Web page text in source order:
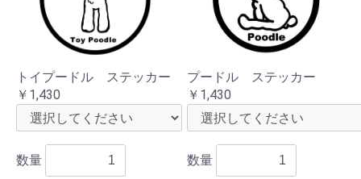
トイプードル ステッカー
￥1,430
数量
プードル ステッカー
￥1,430
数量